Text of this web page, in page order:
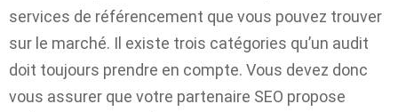
services de référencement que vous pouvez trouver
sur le marché. Il existe trois catégories qu’un audit
doit toujours prendre en compte. Vous devez donc
vous assurer que votre partenaire SEO propose